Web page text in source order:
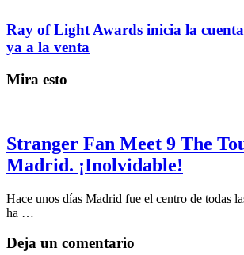
Ray of Light Awards inicia la
ya a la venta
Mira esto
Stranger Fan Meet 9 The
Madrid. ¡Inolvidable!
Hace unos días Madrid fue el centro de todas
ha …
Deja un comentario